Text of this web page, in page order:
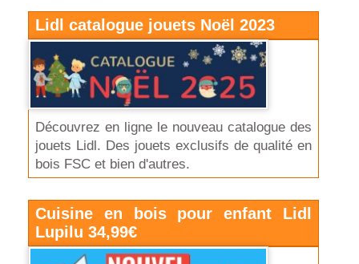
Lidl catalogue jouets Noël 2023
Découvrez en ligne le nouveau catalogue des
jouets Lidl. Des jouets exclusifs de qualité en
bois FSC et bien d'autres.
Cuisine en bois pour enfant Lidl
Lupilu 34,99€